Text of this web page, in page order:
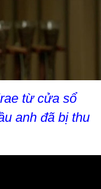
từ cửa sổ
anh đã bị thu